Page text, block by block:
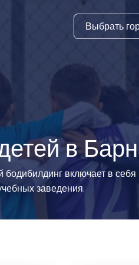
Выбрать
в
включает в
заведения.